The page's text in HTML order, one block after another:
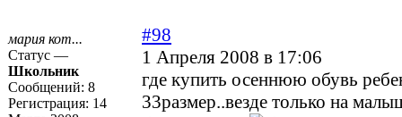
мария кот...
Статус —
Школьник
Сообщений: 8
Регистрация: 14
#98
1 Апреля 2008 в 17:06
где купить осеннюю обувь
33размер..везде только на